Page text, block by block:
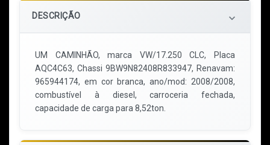
DESCRIÇÃO keyboard_arrow_down
UM CAMINHÃO, marca VW/17.250 CLC, Placa
AQC4C63, Chassi 9BW9N82408R833947, Renavam:
965944174, em cor branca, ano/mod: 2008/2008,
combustível à diesel, carroceria fechada,
capacidade de carga para 8,52ton.